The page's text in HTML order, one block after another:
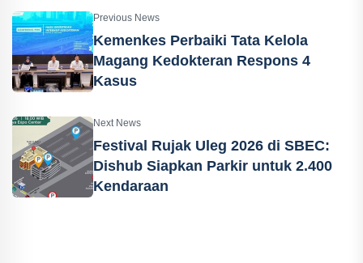
Previous News
Kemenkes Perbaiki Tata Kelola
Magang Kedokteran Respons 4
Kasus
Next News
Festival Rujak Uleg 2026 di SBEC:
Dishub Siapkan Parkir untuk 2.400
Kendaraan